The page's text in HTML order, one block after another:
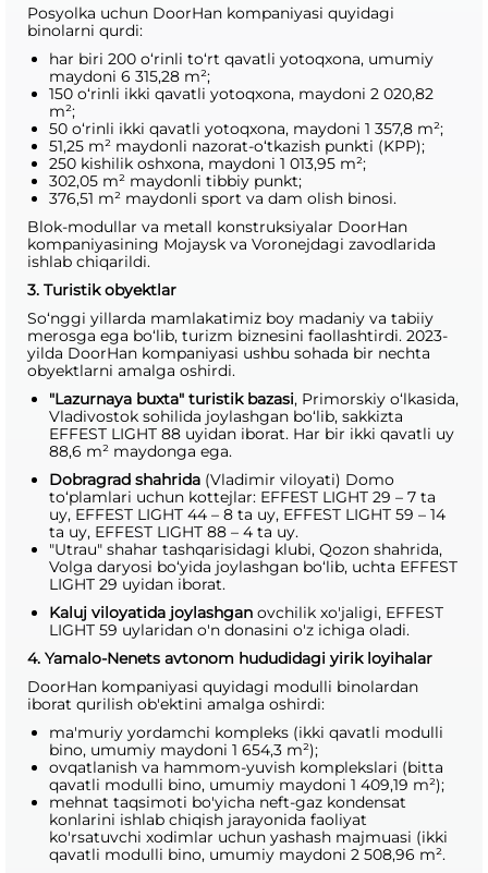
Posyolka uchun DoorHan kompaniyasi quyidagi
binolarni qurdi:
har biri 200 o‘rinli to‘rt qavatli yotoqxona, umumiy
maydoni 6 315,28 m²;
150 o‘rinli ikki qavatli yotoqxona, maydoni 2 020,82
m²;
50 o‘rinli ikki qavatli yotoqxona, maydoni 1 357,8 m²;
51,25 m² maydonli nazorat-o‘tkazish punkti (KPP);
250 kishilik oshxona, maydoni 1 013,95 m²;
302,05 m² maydonli tibbiy punkt;
376,51 m² maydonli sport va dam olish binosi.
Blok-modullar va metall konstruksiyalar DoorHan
kompaniyasining Mojaysk va Voronejdagi zavodlarida
ishlab chiqarildi.
3. Turistik obyektlar
So‘nggi yillarda mamlakatimiz boy madaniy va tabiiy
merosga ega bo‘lib, turizm biznesini faollashtirdi. 2023-
yilda DoorHan kompaniyasi ushbu sohada bir nechta
obyektlarni amalga oshirdi.
"Lazurnaya buxta" turistik bazasi, Primorskiy o‘lkasida,
Vladivostok sohilida joylashgan bo‘lib, sakkizta
EFFEST LIGHT 88 uyidan iborat. Har bir ikki qavatli uy
88,6 m² maydonga ega.
Dobragrad shahrida (Vladimir viloyati) Domo
to‘plamlari uchun kottejlar: EFFEST LIGHT 29 – 7 ta
uy, EFFEST LIGHT 44 – 8 ta uy, EFFEST LIGHT 59 – 14
ta uy, EFFEST LIGHT 88 – 4 ta uy.
"Utrau" shahar tashqarisidagi klubi, Qozon shahrida,
Volga daryosi bo‘yida joylashgan bo‘lib, uchta EFFEST
LIGHT 29 uyidan iborat.
Kaluj viloyatida joylashgan ovchilik xo'jaligi, EFFEST
LIGHT 59 uylaridan o'n donasini o'z ichiga oladi.
4. Yamalo-Nenets avtonom hududidagi yirik loyihalar
DoorHan kompaniyasi quyidagi modulli binolardan
iborat qurilish ob'ektini amalga oshirdi:
ma'muriy yordamchi kompleks (ikki qavatli modulli
bino, umumiy maydoni 1 654,3 m²);
ovqatlanish va hammom-yuvish komplekslari (bitta
qavatli modulli bino, umumiy maydoni 1 409,19 m²);
mehnat taqsimoti bo'yicha neft-gaz kondensat
konlarini ishlab chiqish jarayonida faoliyat
ko'rsatuvchi xodimlar uchun yashash majmuasi (ikki
qavatli modulli bino, umumiy maydoni 2 508,96 m².